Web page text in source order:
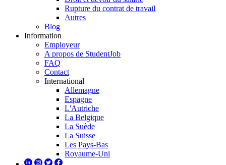
Rupture du contrat de travail
Autres
Blog
Information
Employeur
A propos de StudentJob
FAQ
Contact
International
Allemagne
Espagne
L'Autriche
La Belgique
La Suède
La Suisse
Les Pays-Bas
Royaume-Uni